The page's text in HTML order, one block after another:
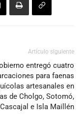
Artículo siguiente
entregó cuatro
para faenas
artesanales en
de Cholgo, Sotomó,
Cascajal e Isla Maillén